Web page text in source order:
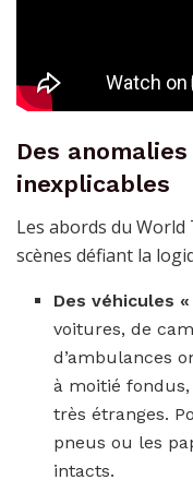
Des
inexplicables
Les abords du
scènes défiant la
Des véhicules
voitures, de
d’ambulances
à moitié
très étranges.
pneus ou les
intacts.